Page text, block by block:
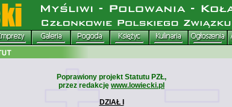
Poprawiony projekt Statutu PZŁ,
przez redakcję www.lowiecki.pl
DZIAŁ I